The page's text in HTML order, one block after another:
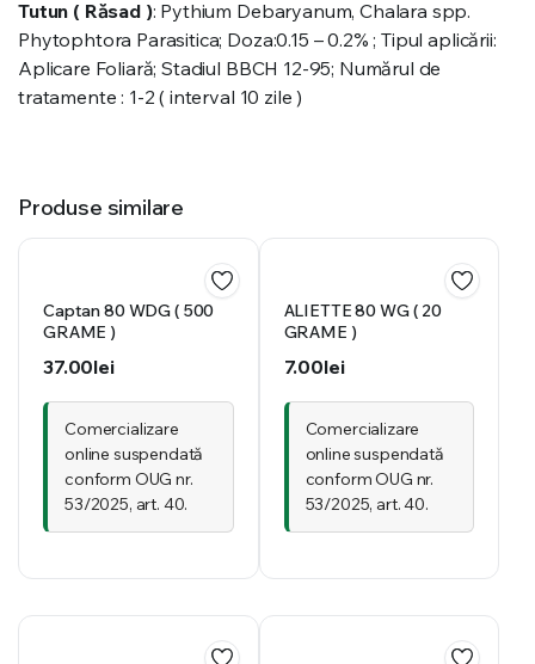
Tutun ( Răsad ): Pythium Debaryanum, Chalara spp.
Phytophtora Parasitica; Doza:0.15 – 0.2% ; Tipul aplicării:
Aplicare Foliară; Stadiul BBCH 12-95; Numărul de
tratamente : 1-2 ( interval 10 zile )
Produse similare
Captan 80 WDG ( 500
GRAME )
37.00lei
Comercializare
online suspendată
conform OUG nr.
53/2025, art. 40.
ALIETTE 80 WG ( 20
GRAME )
7.00lei
Comercializare
online suspendată
conform OUG nr.
53/2025, art. 40.